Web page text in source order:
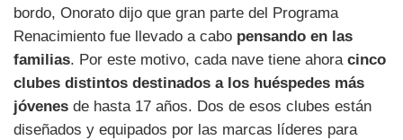
bordo, Onorato dijo que gran parte del Programa
Renacimiento fue llevado a cabo pensando en las
familias. Por este motivo, cada nave tiene ahora cinco
clubes distintos destinados a los huéspedes más
jóvenes de hasta 17 años. Dos de esos clubes están
diseñados y equipados por las marcas líderes para